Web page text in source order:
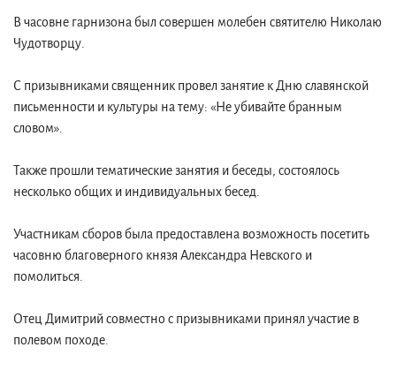
В часовне гарнизона был совершен молебен святителю Николаю
Чудотворцу.
С призывниками священник провел занятие к Дню славянской
письменности и культуры на тему: «Не убивайте бранным
словом».
Также прошли тематические занятия и беседы, состоялось
несколько общих и индивидуальных бесед.
Участникам сборов была предоставлена возможность посетить
часовню благоверного князя Александра Невского и
помолиться.
Отец Димитрий совместно с призывниками принял участие в
полевом походе.